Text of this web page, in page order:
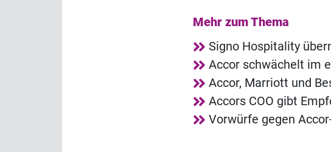
Mehr zum Thema
Signo Hospitality
Accor schwächelt im
Accor, Marriott und
Accors COO gibt
Vorwürfe gegen